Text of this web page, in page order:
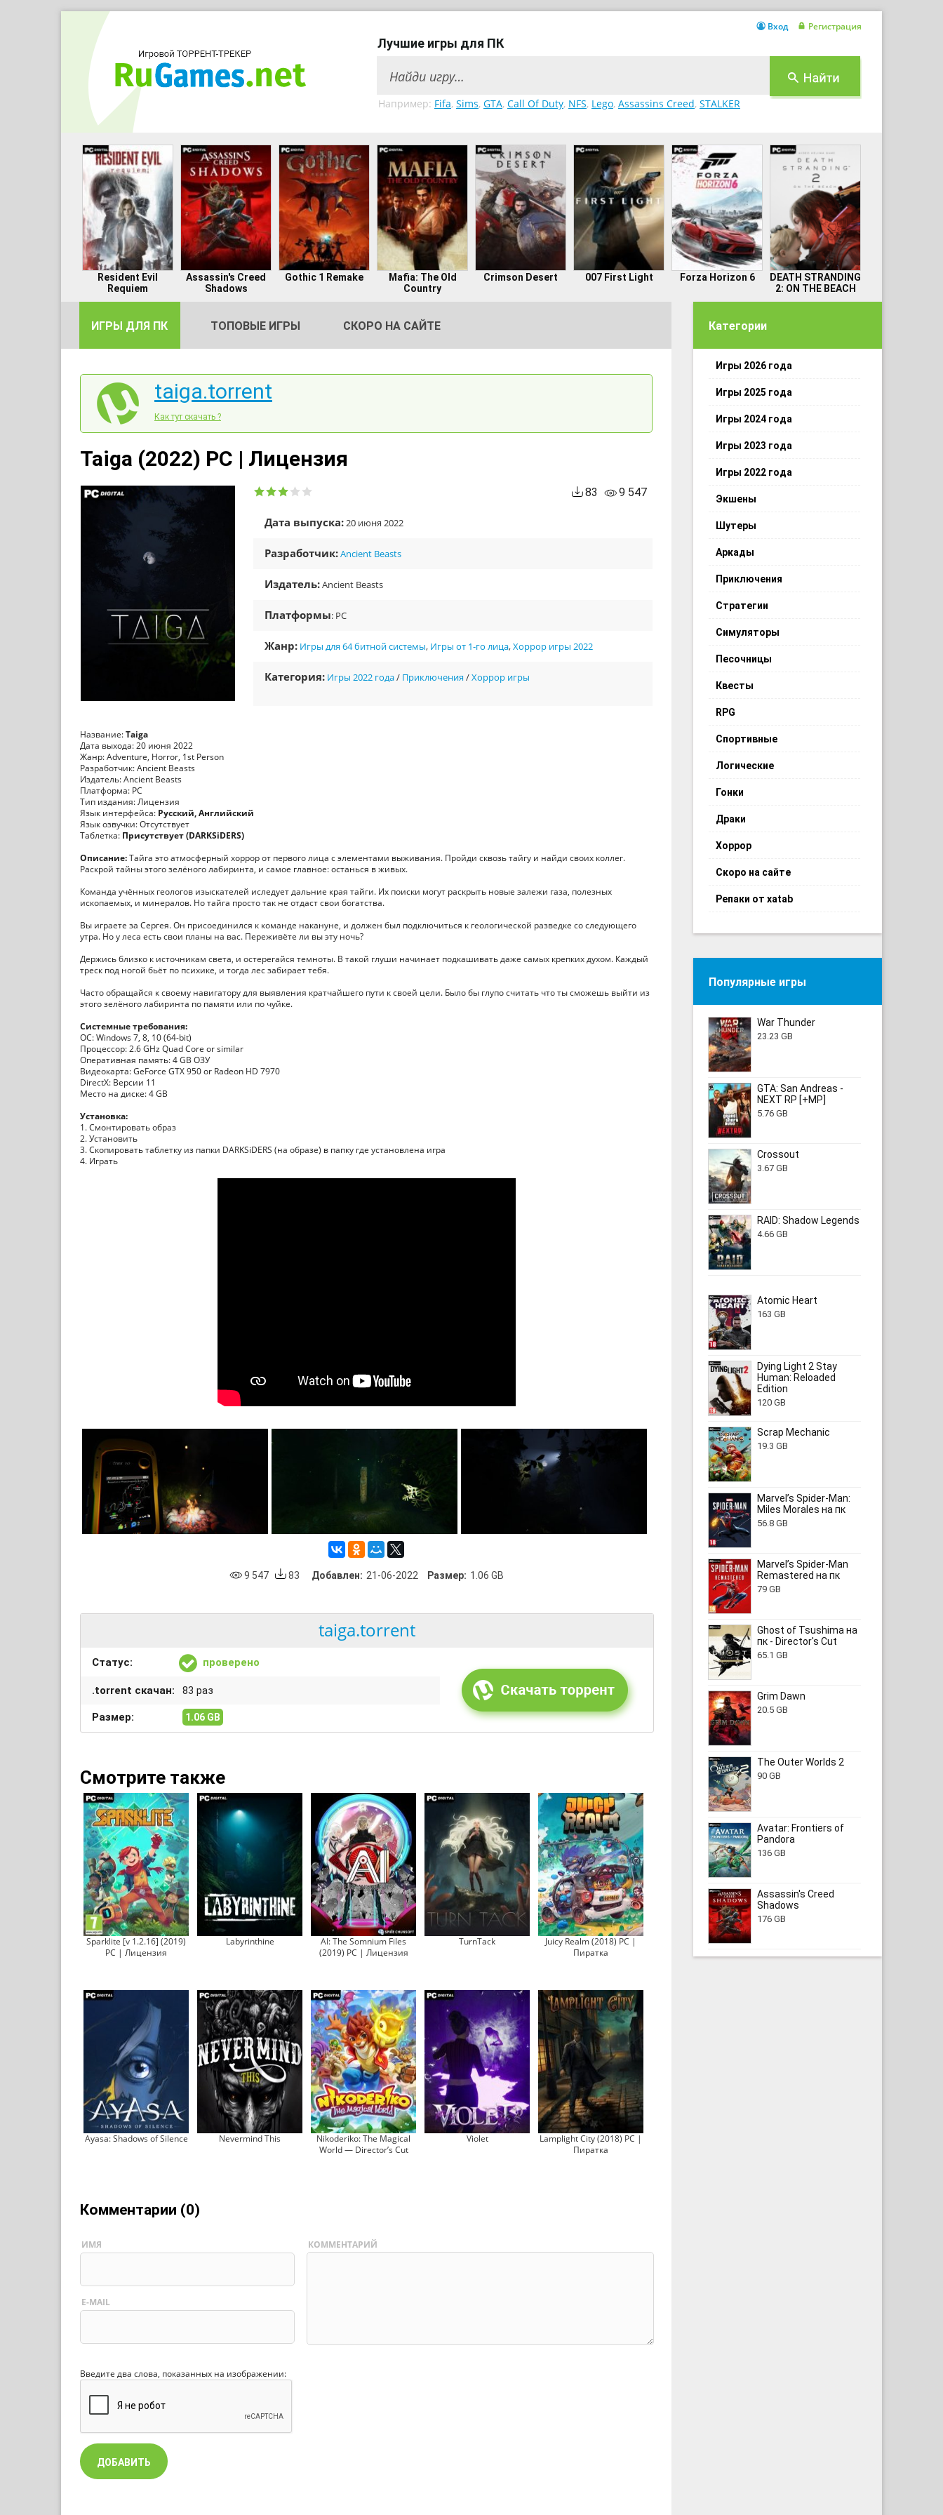
Лучшие игры для ПК
Например: Fifa, Sims, GTA, Call Of Duty, NFS, Lego, Assassins Creed, STALKER
Вход Регистрация
Resident Evil
Requiem
Assassin's Creed
Shadows
Gothic 1 Remake
Mafia: The Old
Country
Crimson Desert 007 First Light Forza Horizon 6
DEATH STRANDING
2: ON THE BEACH
ИГРЫ ДЛЯ ПК ТОПОВЫЕ ИГРЫ СКОРО НА САЙТЕ
taiga.torrent
Как тут скачать ?
Taiga (2022) PC | Лицензия
9 547
83
Дата выпуска:20 июня 2022
Разработчик:Ancient Beasts
Издатель:Ancient Beasts
Платформы: PC
Жанр: Игры для 64 битной системы, Игры от 1-го лица,Хоррор игры 2022
Категория: Игры 2022 года/ Приключения/Хоррор игры
Название:Taiga
Дата выхода: 20 июня 2022
Жанр: Adventure, Horror, 1st Person
Разработчик: Ancient Beasts
Издатель: Ancient Beasts
Платформа: PC
Тип издания: Лицензия
Язык интерфейса: Русский, Английский
Язык озвучки: Отсутствует
Таблетка: Присутствует (DARKSiDERS)
Описание:Тайга это атмосферный хоррор от первого лица с элементами выживания. Пройди сквозь тайгу и найди своих коллег.
Раскрой тайны этого зелёного лабиринта, и самое главное: останься в живых.
Команда учённых геологов изыскателей иследует дальние края тайги. Их поиски могут раскрыть новые залежи газа, полезных
ископаемых, и минералов. Но тайга просто так не отдаст свои богатства.
Вы играете за Сергея. Он присоединился к команде накануне, и должен был подключиться к геологической разведке со следующего
утра. Но у леса есть свои планы на вас. Переживёте ли вы эту ночь?
Держись близко к источникам света, и остерегайся темноты. В такой глуши начинает подкашивать даже самых крепких духом. Каждый
треск под ногой бьёт по психике, и тогда лес забирает тебя.
Часто обращайся к своему навигатору для выявления кратчайшего пути к своей цели. Было бы глупо считать что ты сможешь выйти из
этого зелёного лабиринта по памяти или по чуйке.
Системные требования:
ОС: Windows 7, 8, 10 (64-bit)
Процессор: 2.6 GHz Quad Core or similar
Оперативная память: 4 GB ОЗУ
Видеокарта: GeForce GTX 950 or Radeon HD 7970
DirectX: Версии 11
Место на диске: 4 GB
Установка:
1. Смонтировать образ
2. Установить
3. Скопировать таблетку из папки DARKSiDERS (на образе) в папку где установлена игра
4. Играть
9 547 83 Добавлен: 21-06-2022 Размер: 1.06 GB
taiga.torrent
Статус: проверено
.torrent скачан: 83 раз
Размер: 1.06 GB
Смотрите также
Sparklite [v 1.2.16] (2019)
PC | Лицензия
Labyrinthine
AI: The Somnium Files
(2019) PC | Лицензия
TurnTack
Juicy Realm (2018) PC |
Пиратка
Ayasa: Shadows of Silence Nevermind This
Nikoderiko: The Magical
World — Director’s Cut
Violet
Lamplight City (2018) PC |
Пиратка
Комментарии (0)
ИМЯ
E-MAIL
КОММЕНТАРИЙ
Введите два слова, показанных на изображении:
Категории
Игры 2026 года
Игры 2025 года
Игры 2024 года
Игры 2023 года
Игры 2022 года
Экшены
Шутеры
Аркады
Приключения
Стратегии
Симуляторы
Песочницы
Квесты
RPG
Спортивные
Логические
Гонки
Драки
Хоррор
Скоро на сайте
Репаки от xatab
Популярные игры
War Thunder
23.23 GB
GTA: San Andreas -
NEXT RP [+MP]
5.76 GB
Crossout
3.67 GB
RAID: Shadow Legends
4.66 GB
Atomic Heart
163 GB
Dying Light 2 Stay
Human: Reloaded
Edition
120 GB
Scrap Mechanic
19.3 GB
Marvel’s Spider-Man:
Miles Morales на пк
56.8 GB
Marvel’s Spider-Man
Remastered на пк
79 GB
Ghost of Tsushima на
пк - Director's Cut
65.1 GB
Grim Dawn
20.5 GB
The Outer Worlds 2
90 GB
Avatar: Frontiers of
Pandora
136 GB
Assassin's Creed
Shadows
176 GB